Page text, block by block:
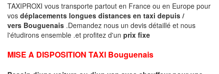
TAXIPROXI vous transporte partout en France ou en Europe pour
vos déplacements longues distances en taxi depuis /
vers Bouguenais .Demandez nous un devis détaillé et nous
l'étudirons ensemble .et profitez d'un prix fixe
MISE A DISPOSITION TAXI Bouguenais